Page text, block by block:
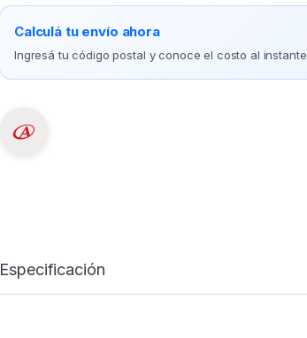
Calculá tu envío ahora
Ingresá tu código postal y conoce el costo al instante
Especificación